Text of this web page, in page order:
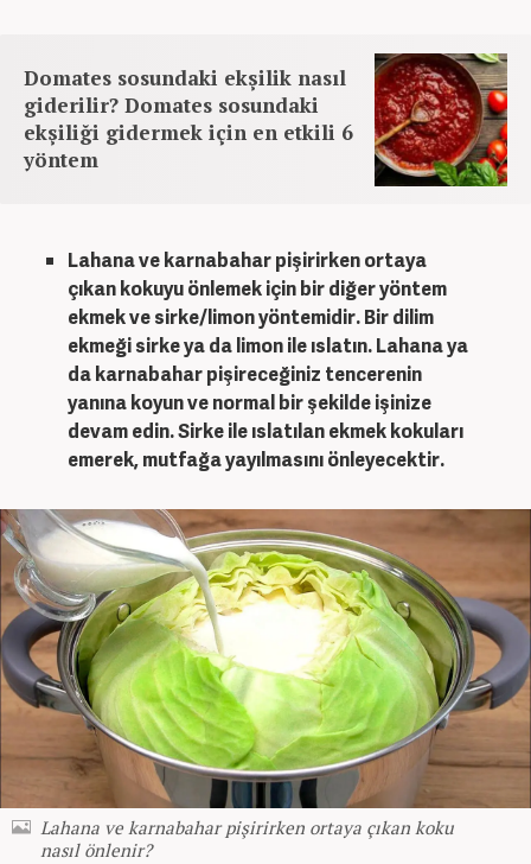
Domates sosundaki ekşilik nasıl
giderilir? Domates sosundaki
ekşiliği gidermek için en etkili 6
yöntem
Lahana ve karnabahar pişirirken ortaya
çıkan kokuyu önlemek için bir diğer yöntem
ekmek ve sirke/limon yöntemidir. Bir dilim
ekmeği sirke ya da limon ile ıslatın. Lahana ya
da karnabahar pişireceğiniz tencerenin
yanına koyun ve normal bir şekilde işinize
devam edin. Sirke ile ıslatılan ekmek kokuları
emerek, mutfağa yayılmasını önleyecektir.
Lahana ve karnabahar pişirirken ortaya çıkan koku
nasıl önlenir?